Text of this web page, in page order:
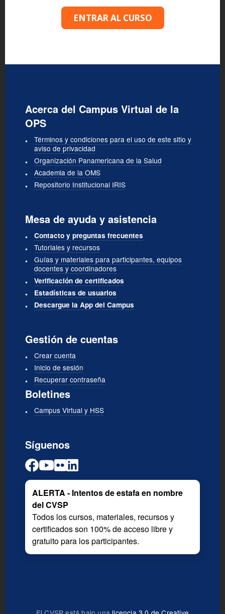
ENTRAR AL CURSO
Acerca del Campus Virtual de la
OPS
Términos y condiciones para el uso de este sitio y
aviso de privacidad
Organización Panamericana de la Salud
Academia de la OMS
Repositorio Institucional IRIS
Mesa de ayuda y asistencia
Contacto y preguntas frecuentes
Tutoriales y recursos
Guías y materiales para participantes, equipos
docentes y coordinadores
Verificación de certificados
Estadísticas de usuarios
Descargue la App del Campus
Gestión de cuentas
Crear cuenta
Inicio de sesión
Recuperar contraseña
Boletines
Campus Virtual y HSS
Síguenos
ALERTA - Intentos de estafa en nombre
del CVSP
Todos los cursos, materiales, recursos y
certificados son 100% de acceso libre y
gratuito para los participantes.